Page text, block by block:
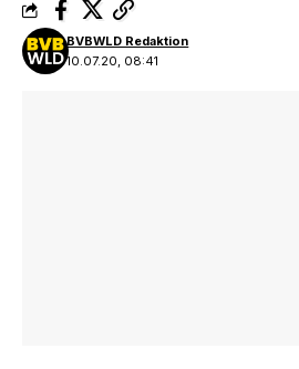
10.07.20, 08:41
BVBWLD Redaktion